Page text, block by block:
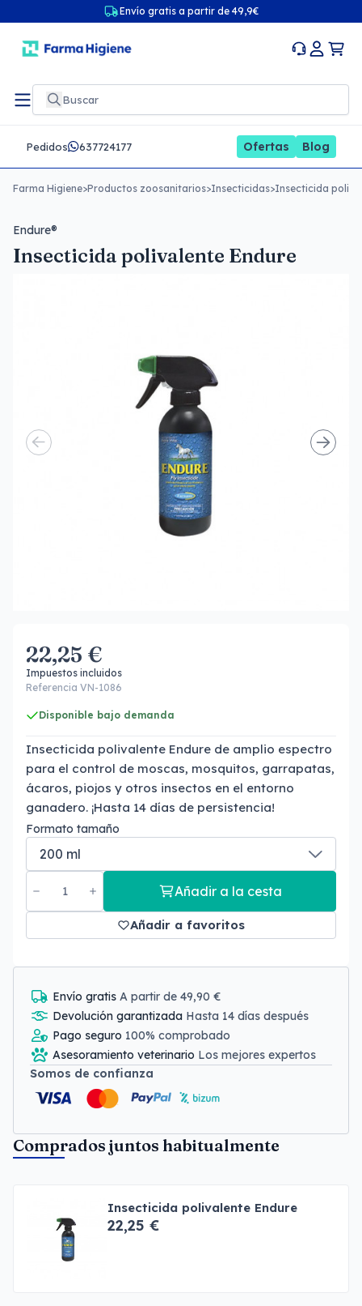
Envío gratis a partir de 49,9€
Pedidos 637724177 Ofertas Blog
Farma Higiene>Productos zoosanitarios>Insecticidas>Insecticida
Endure®
Insecticida polivalente Endure
22,25 €
Impuestos incluidos
Referencia VN-1086
Disponible bajo demanda
Insecticida polivalente Endure de amplio espectro
para el control de moscas, mosquitos, garrapatas,
ácaros, piojos y otros insectos en el entorno
ganadero. ¡Hasta 14 días de persistencia!
Formato tamaño
Añadir a la cesta
Añadir a favoritos
Envío gratis A partir de 49,90 €
Devolución garantizada Hasta 14 días después
Pago seguro 100% comprobado
Asesoramiento veterinario Los mejores expertos
Somos de confianza
Comprados juntos habitualmente
Insecticida polivalente Endure
22,25 €